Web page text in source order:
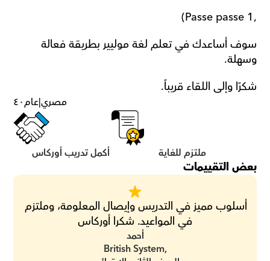
,Passe passe 1)
وسهلة.
شكرًا وإلى اللقاء قريباً.
٤٠عام|مصري
ملتزم للغاية أكمل تدريب أوركاس
بعض التقييمات
في المواعيد. شكرا أوركاس
أحمد
British System,